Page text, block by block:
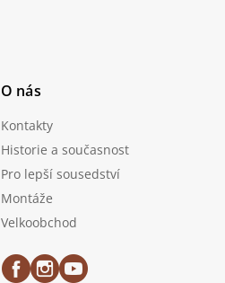
O nás
Kontakty
Historie a současnost
Pro lepší sousedství
Montáže
Velkoobchod